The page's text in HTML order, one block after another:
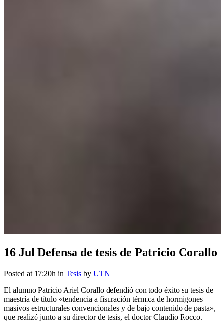
16 Jul Defensa de tesis de Patricio Corallo
Posted at 17:20h in Tesis by UTN
El alumno Patricio Ariel Corallo defendió con todo éxito su tesis de
maestría de título «tendencia a fisuración térmica de hormigones
masivos estructurales convencionales y de bajo contenido de pasta»,
que realizó junto a su director de tesis, el doctor Claudio Rocco.